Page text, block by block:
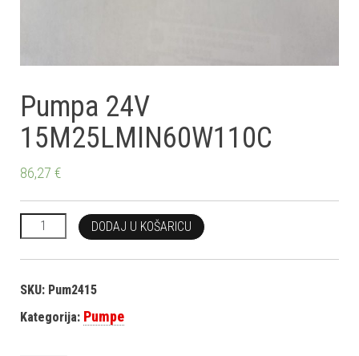
Pumpa 24V
15M25LMIN60W110C
86,27 €
Pumpa 24V 15M25LMIN60W110C količina
DODAJ U KOŠARICU
SKU: Pum2415
Kategorija: Pumpe